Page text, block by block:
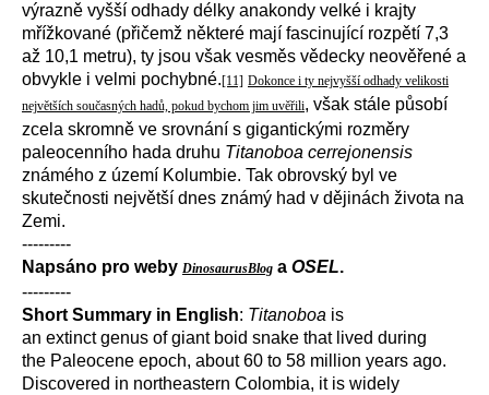
výrazně vyšší odhady délky anakondy velké i krajty
mřížkované (přičemž některé mají fascinující rozpětí 7,3
až 10,1 metru), ty jsou však vesměs vědecky neověřené a
obvykle i velmi pochybné.[11] Dokonce i ty nejvyšší odhady velikosti
největších současných hadů, pokud bychom jim uvěřili, však stále působí
zcela skromně ve srovnání s gigantickými rozměry
paleocenního hada druhu Titanoboa cerrejonensis
známého z území Kolumbie. Tak obrovský byl ve
skutečnosti největší dnes známý had v dějinách života na
Zemi.
---------
Napsáno pro weby DinosaurusBlog a OSEL.
---------
Short Summary in English: Titanoboa is
an extinct genus of giant boid snake that lived during
the Paleocene epoch, about 60 to 58 million years ago.
Discovered in northeastern Colombia, it is widely